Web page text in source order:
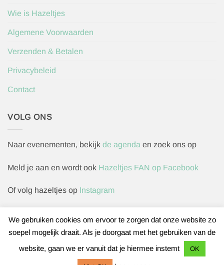
Wie is Hazeltjes
Algemene Voorwaarden
Verzenden & Betalen
Privacybeleid
Contact
VOLG ONS
Naar evenementen, bekijk de agenda en zoek ons op
Meld je aan en wordt ook Hazeltjes FAN op Facebook
Of volg hazeltjes op Instagram
Herroepingsverzoek indienen
IDeal
We gebruiken cookies om ervoor te zorgen dat onze website zo
soepel mogelijk draait. Als je doorgaat met het gebruiken van de
website, gaan we er vanuit dat je hiermee instemt
OK